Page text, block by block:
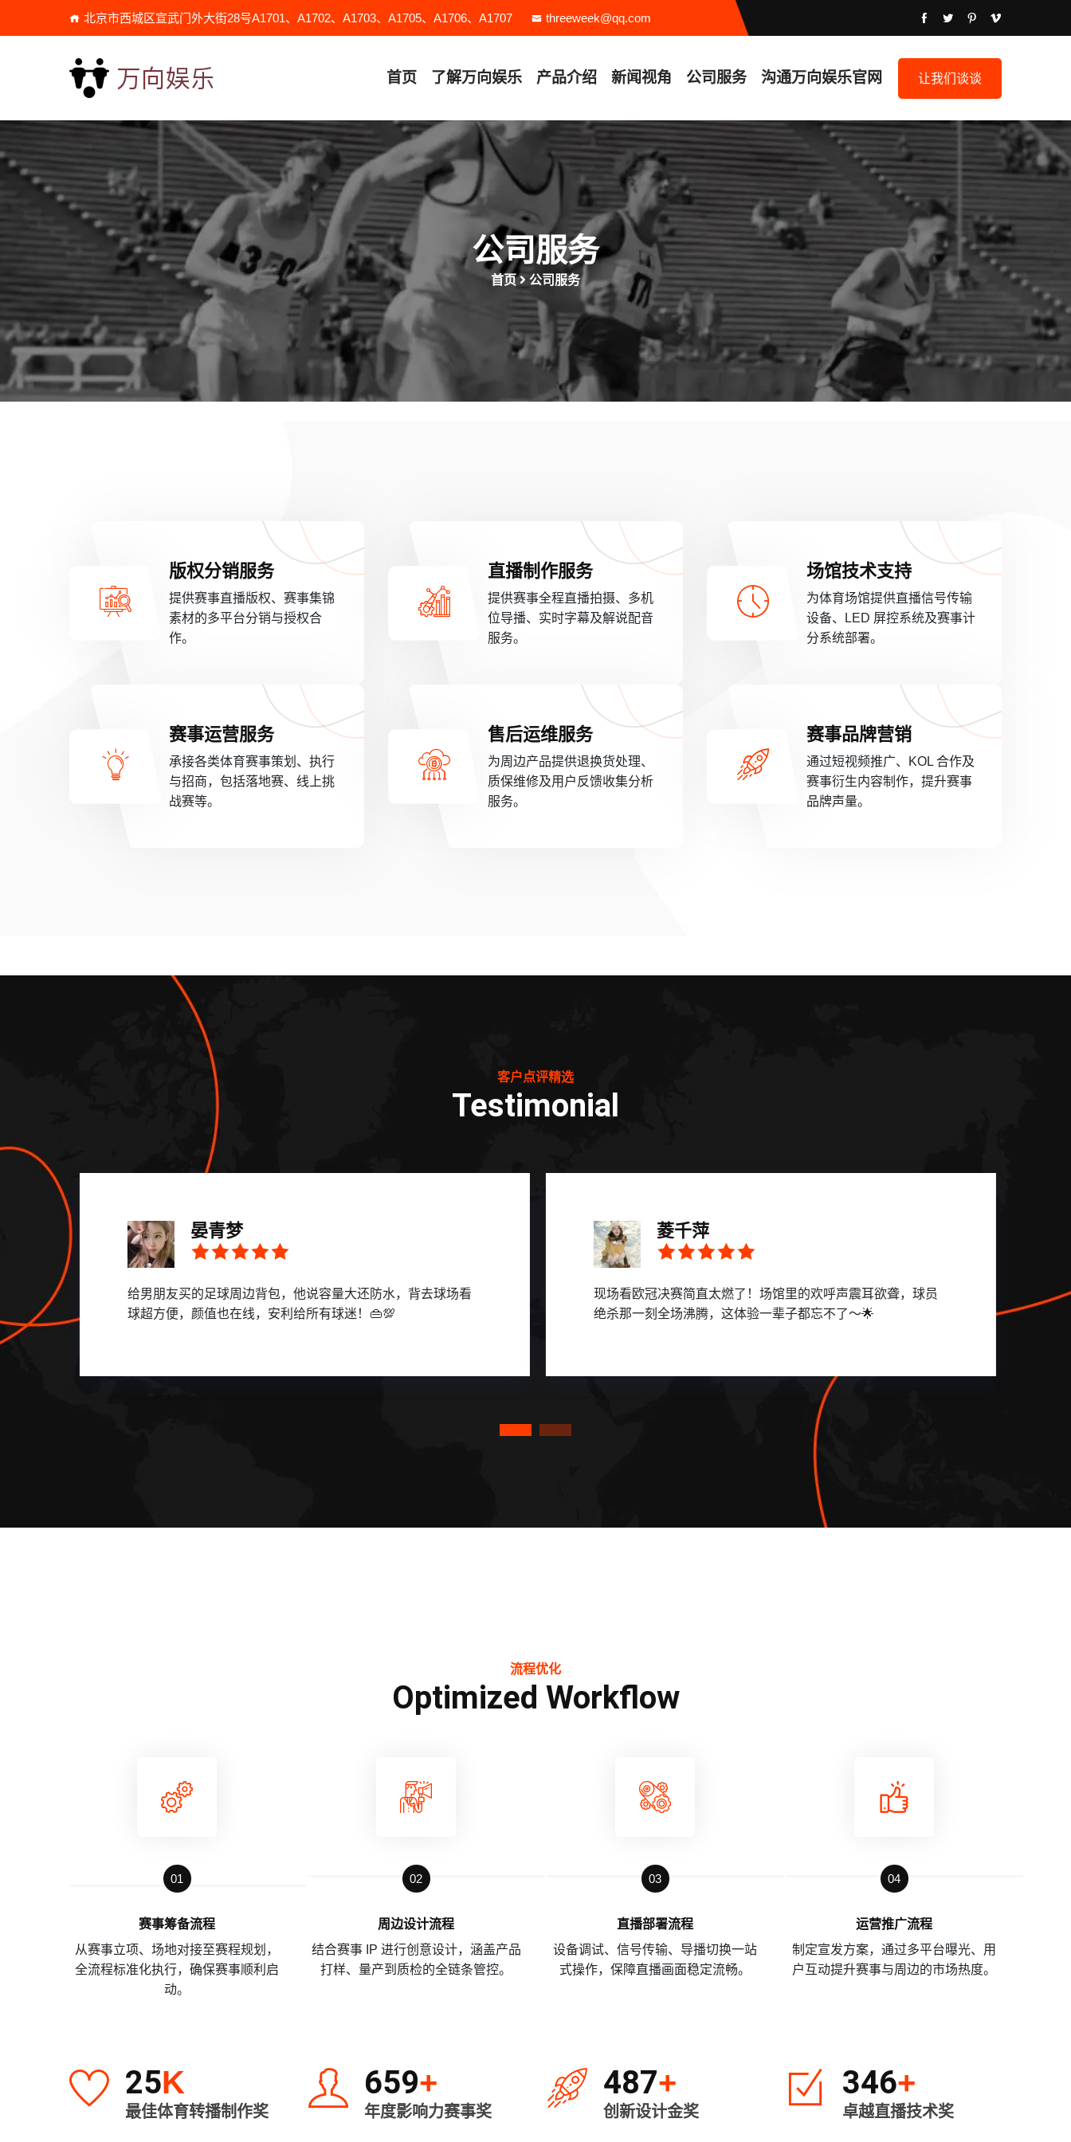
北京市西城区宣武门外大街28号A1701、A1702、A1703、A1705、A1706、A1707 threeweek@qq.com
首页 了解万向娱乐 产品介绍 新闻视角 公司服务 沟通万向娱乐官网 让我们谈谈
公司服务
首页 公司服务
版权分销服务
提供赛事直播版权、赛事集锦
素材的多平台分销与授权合
作。
直播制作服务
提供赛事全程直播拍摄、多机
位导播、实时字幕及解说配音
服务。
场馆技术支持
为体育场馆提供直播信号传输
设备、LED 屏控系统及赛事计
分系统部署。
赛事运营服务
承接各类体育赛事策划、执行
与招商，包括落地赛、线上挑
战赛等。
售后运维服务
为周边产品提供退换货处理、
质保维修及用户反馈收集分析
服务。
赛事品牌营销
通过短视频推广、KOL 合作及
赛事衍生内容制作，提升赛事
品牌声量。
客户点评精选
Testimonial
晏青梦
给男朋友买的足球周边背包，他说容量大还防水，背去球场看
球超方便，颜值也在线，安利给所有球迷！👜💯
菱千萍
现场看欧冠决赛简直太燃了！场馆里的欢呼声震耳欲聋，球员
绝杀那一刻全场沸腾，这体验一辈子都忘不了～🌟
流程优化
Optimized Workflow
01
赛事筹备流程
从赛事立项、场地对接至赛程规划，
全流程标准化执行，确保赛事顺利启
动。
02
周边设计流程
结合赛事 IP 进行创意设计，涵盖产品
打样、量产到质检的全链条管控。
03
直播部署流程
设备调试、信号传输、导播切换一站
式操作，保障直播画面稳定流畅。
04
运营推广流程
制定宣发方案，通过多平台曝光、用
户互动提升赛事与周边的市场热度。
25K
最佳体育转播制作奖
659+
年度影响力赛事奖
487+
创新设计金奖
346+
卓越直播技术奖